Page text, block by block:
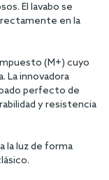
El lavabo se
en la
(M+) cuyo
La innovadora
perfecto de
y resistencia
la luz de forma